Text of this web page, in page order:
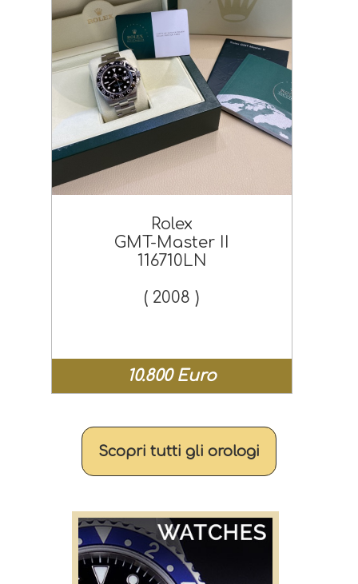
Rolex
GMT-Master II
116710LN
( 2008 )
10.800 Euro
Scopri tutti gli orologi